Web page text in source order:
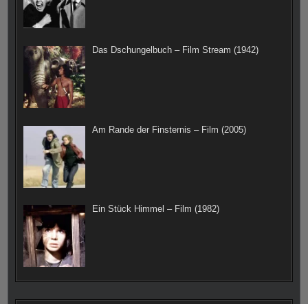
Das Dschungelbuch – Film Stream (1942)
Am Rande der Finsternis – Film (2005)
Ein Stück Himmel – Film (1982)